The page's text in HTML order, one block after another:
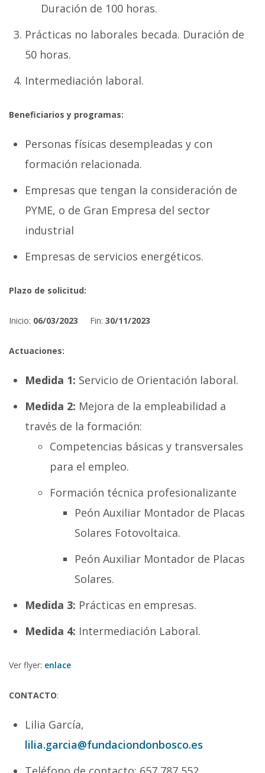
Duración de 100 horas.
Prácticas no laborales becada. Duración de
50 horas.
Intermediación laboral.
Beneficiarios y programas:
Personas físicas desempleadas y con
formación relacionada.
Empresas que tengan la consideración de
PYME, o de Gran Empresa del sector
industrial
Empresas de servicios energéticos.
Plazo de solicitud:
Inicio: 06/03/2023 Fin: 30/11/2023
Actuaciones:
Medida 1: Servicio de Orientación laboral.
Medida 2: Mejora de la empleabilidad a
través de la formación:
Competencias básicas y transversales
para el empleo.
Formación técnica profesionalizante
Peón Auxiliar Montador de Placas
Solares Fotovoltaica.
Peón Auxiliar Montador de Placas
Solares.
Medida 3: Prácticas en empresas.
Medida 4: Intermediación Laboral.
Ver flyer: enlace
CONTACTO:
Lilia García,
lilia.garcia@fundaciondonbosco.es